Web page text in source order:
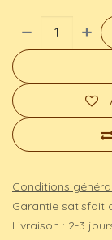
Conditions
Garantie satisfait
Livraison : 2-3